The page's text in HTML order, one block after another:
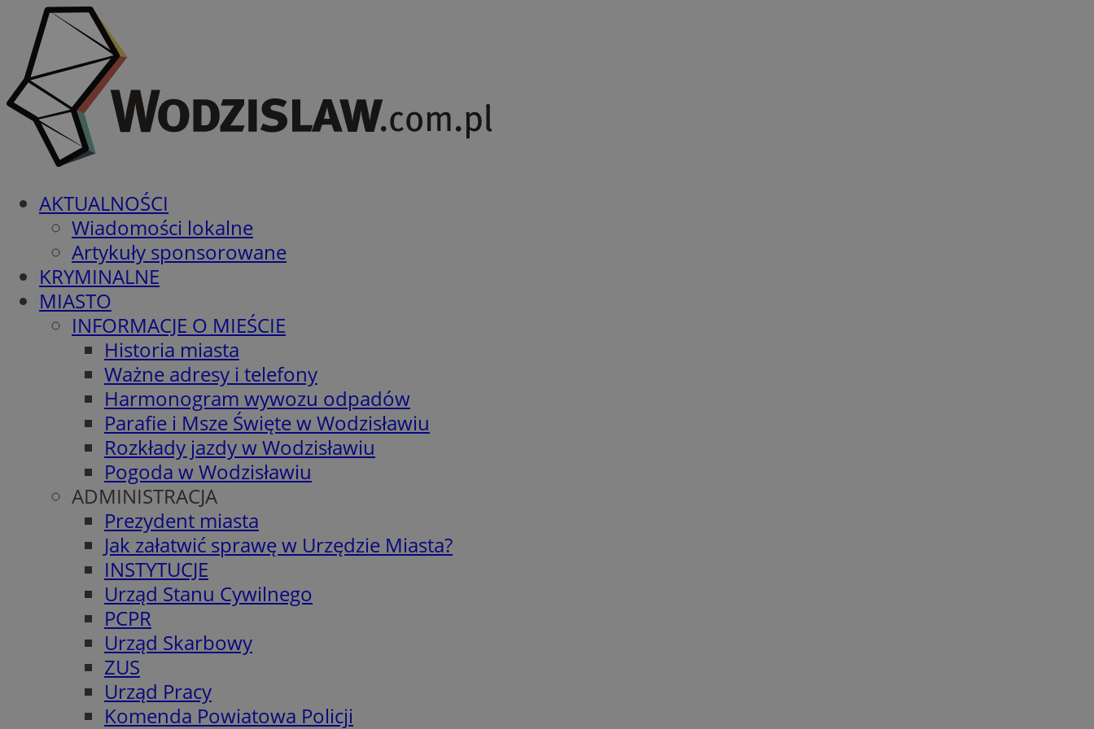
AKTUALNOŚCI
Wiadomości lokalne
Artykuły sponsorowane
KRYMINALNE
MIASTO
INFORMACJE O MIEŚCIE
Historia miasta
Ważne adresy i telefony
Harmonogram wywozu odpadów
Parafie i Msze Święte w Wodzisławiu
Rozkłady jazdy w Wodzisławiu
Pogoda w Wodzisławiu
ADMINISTRACJA
Prezydent miasta
Jak załatwić sprawę w Urzędzie Miasta?
INSTYTUCJE
Urząd Stanu Cywilnego
PCPR
Urząd Skarbowy
ZUS
Urząd Pracy
Komenda Powiatowa Policji